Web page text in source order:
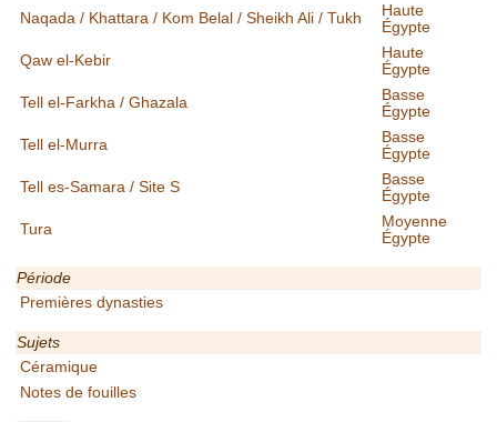
Naqada / Khattara / Kom Belal / Sheikh Ali / Tukh
Haute
Égypte
Qaw el-Kebir
Haute
Égypte
Tell el-Farkha / Ghazala
Basse
Égypte
Tell el-Murra
Basse
Égypte
Tell es-Samara / Site S
Basse
Égypte
Tura
Moyenne
Égypte
Période
Premières dynasties
Sujets
Céramique
Notes de fouilles